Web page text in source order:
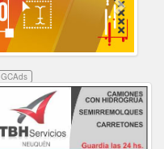
GCAds